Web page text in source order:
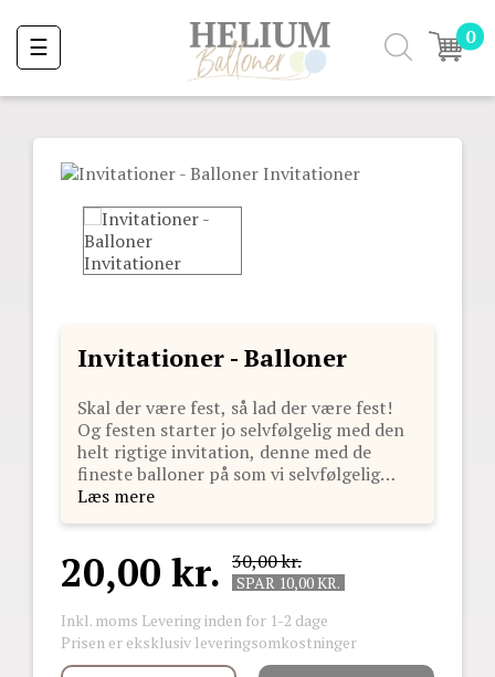
0
Toggle
navigation
☰
Invitationer - Balloner
Skal der være fest, så lad der være fest!
Og festen starter jo selvfølgelig med den
helt rigtige invitation, denne med de
fineste balloner på som vi selvfølgelig
elsker her hos...
Læs mere
20,00 kr. 30,00 kr.
SPAR 10,00 KR.
Inkl. moms Levering inden for 1-2 dage
Prisen er eksklusiv leveringsomkostninger